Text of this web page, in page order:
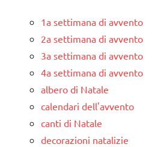
1a settimana di avvento
2a settimana di avvento
3a settimana di avvento
4a settimana di avvento
albero di Natale
calendari dell'avvento
canti di Natale
decorazioni natalizie